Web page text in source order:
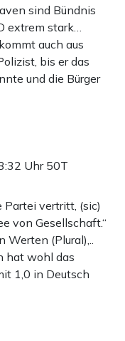
sind Bündnis
extrem stark…
auch aus
bis er das
und die Bürger
Uhr 50T
Partei vertritt, (sic)
von Gesellschaft.“
Werten (Plural),..
hat wohl das
1,0 in Deutsch